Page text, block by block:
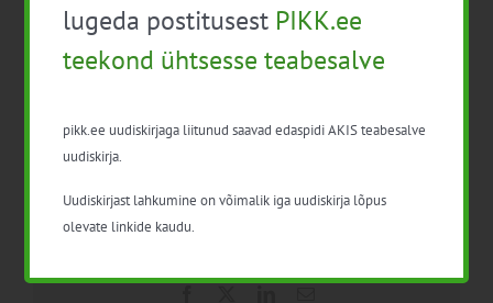
Lisa kalendrisse
lugeda postitusest PIKK.ee
teekond ühtsesse teabesalve
pikk.ee uudiskirjaga liitunud saavad edaspidi AKIS teabesalve
uudiskirja.
Uudiskirjast lahkumine on võimalik iga uudiskirja lõpus
olevate linkide kaudu.